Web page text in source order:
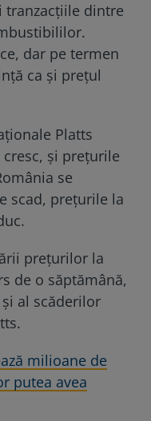
tranzacțiile dintre
dar pe termen
ca și prețul
Platts
și prețurile
se
scad, prețurile la
prețurilor la
de o săptămână,
al scăderilor
milioane de
putea avea